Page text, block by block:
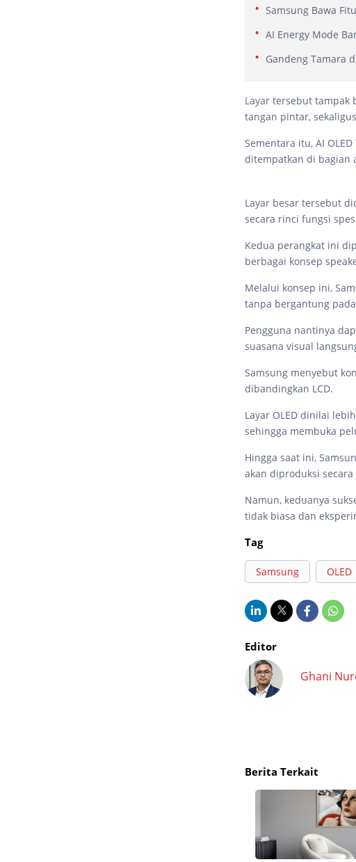
Samsung Bawa
AI Energy Mode
Gandeng Tamara
Layar tersebut
tangan pintar,
Sementara itu, AI
ditempatkan di bagian
Layar besar tersebut
secara rinci fungsi
Kedua perangkat ini
berbagai konsep
Melalui konsep ini,
tanpa bergantung
Pengguna nantinya
suasana visual
Samsung menyebut
dibandingkan LCD.
Layar OLED dinilai
sehingga membuka
Hingga saat ini,
akan diproduksi secara
Namun, keduanya
tidak biasa dan
Tag
Samsung OLED
Editor
Ghani
Berita Terkait